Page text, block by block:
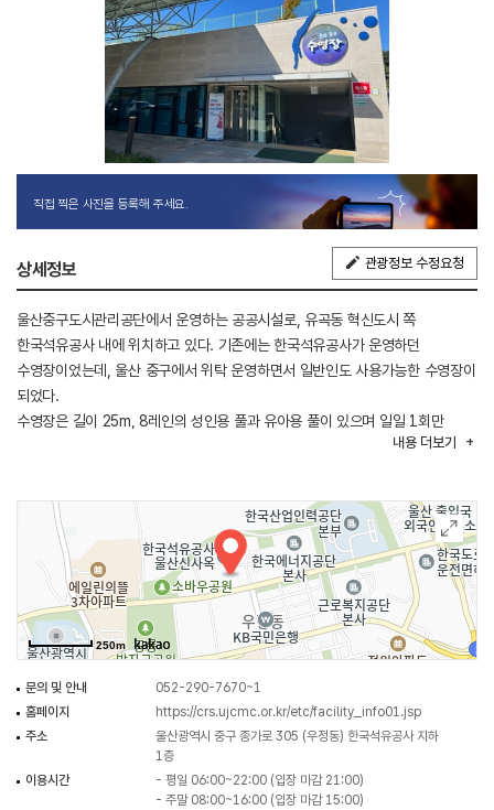
직접 찍은 사진을 등록해 주세요.
상세정보 관광정보 수정요청
울산중구도시관리공단에서 운영하는 공공시설로, 유곡동 혁신도시 쪽
한국석유공사 내에 위치하고 있다. 기존에는 한국석유공사가 운영하던
수영장이었는데, 울산 중구에서 위탁 운영하면서 일반인도 사용가능한 수영장이
되었다.
수영장은 길이 25m, 8레인의 성인용 풀과 유아용 풀이 있으며 일일 1회만
이용이 가능하다. 초등학생 이상, 신장 141cm 이상 입장 가능하고 수영모,
있다.
도심 속에 위치하고 있어 접근성이 뛰어나며 오전 6시부터 시작하는 아침 수영
프로그램부터 직장인을 위한 오후 9시 강습 프로그램까지 다양하게 구성되어
있다.
내용 더보기
250m
문의 및 안내
052-290-7670~1
홈페이지
https://crs.ujcmc.or.kr/etc/facility_info01.jsp
주소
울산광역시 중구 종가로 305 (우정동) 한국석유공사 지하
1층
이용시간
- 평일 06:00~22:00 (입장 마감 21:00)
- 주말 08:00~16:00 (입장 마감 15:00)